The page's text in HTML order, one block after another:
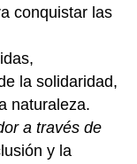
conquistar las
la solidaridad,
naturaleza.
a través de
y la